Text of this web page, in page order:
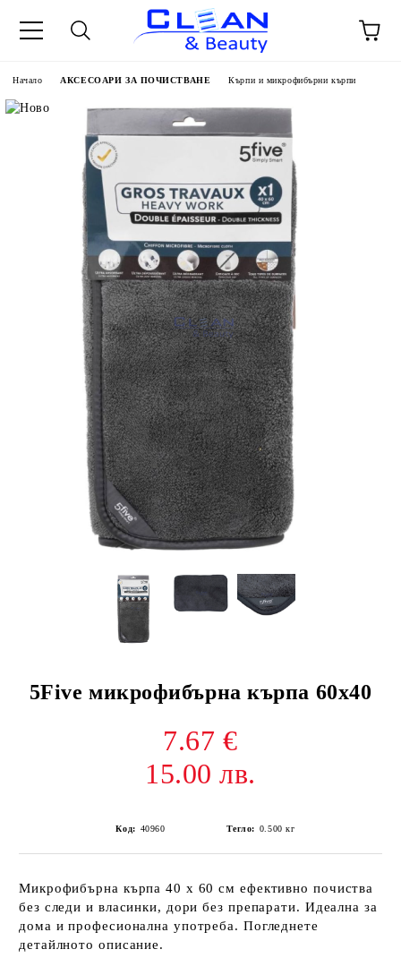
Начало АКСЕСОАРИ ЗА ПОЧИСТВАНЕ Кърпи и микрофибърни кърпи
5Five микрофибърна кърпа 60х40
7.67 €
15.00 лв.
Код: 40960 Тегло: 0.500 кг
Микрофибърна кърпа 40 x 60 см ефективно почиства
без следи и власинки, дори без препарати. Идеална за
дома и професионална употреба. Погледнете
детайлното описание.